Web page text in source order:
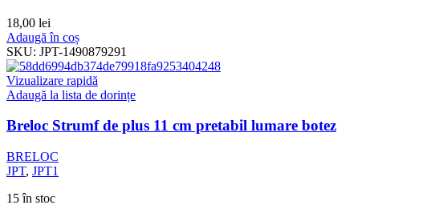
18,00 lei
Adaugă în coș
SKU: JPT-1490879291
Vizualizare rapidă
Adaugă la lista de dorințe
Breloc Strumf de plus 11 cm pretabil lumare botez
BRELOC
JPT, JPT1
15 în stoc